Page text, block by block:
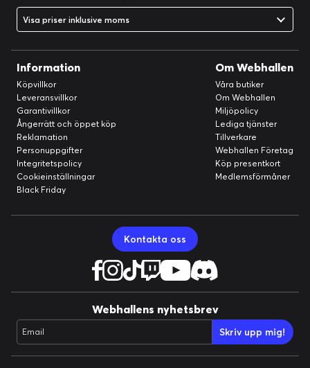
Visa priser inklusive moms
Information
Köpvillkor
Leveransvillkor
Garantivillkor
Ångerrätt och öppet köp
Reklamation
Personuppgifter
Integritetspolicy
Cookieinställningar
Black Friday
Om Webhallen
Våra butiker
Om Webhallen
Miljöpolicy
Lediga tjänster
Tillverkare
Webhallen Företag
Köp presentkort
Medlemsförmåner
Kontakta oss
Webhallens nyhetsbrev
Email Skriv upp mig!